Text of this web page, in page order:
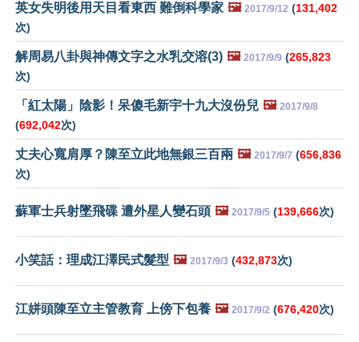
英女失明後用天目看東西 難倒科學家 🖼️ 2017/9/12 (131,402
次)
解周易八卦與神傳文字之水乳交溶(3) 🖼️ 2017/9/9 (265,823
次)
「紅太陽」陰影！呆傻毛新宇十九大沒份兒 🖼️ 2017/9/8
(692,042次)
丈夫心寬肩厚？陳至立此地無銀三百兩 🖼️ 2017/9/7 (656,836
次)
蘇軍士兵射墜飛碟 遭外星人變石頭 🖼️ 2017/9/5 (139,666次)
小笑話：理成江澤民式髮型 🖼️ 2017/9/3 (432,873次)
江姘頭陳至立主管教育 上傍下包養 🖼️ 2017/9/2 (676,420次)